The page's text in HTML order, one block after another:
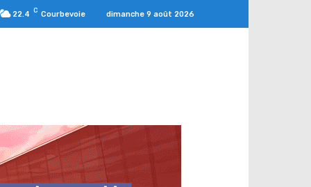
22.4 C Courbevoie dimanche 9 août 2026